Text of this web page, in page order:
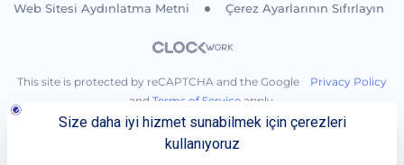
Web Sitesi Aydınlatma Metni Çerez Ayarlarının Sıfırlayın
This site is protected by reCAPTCHA and the Google Privacy Policy
and Terms of Serviceapply.